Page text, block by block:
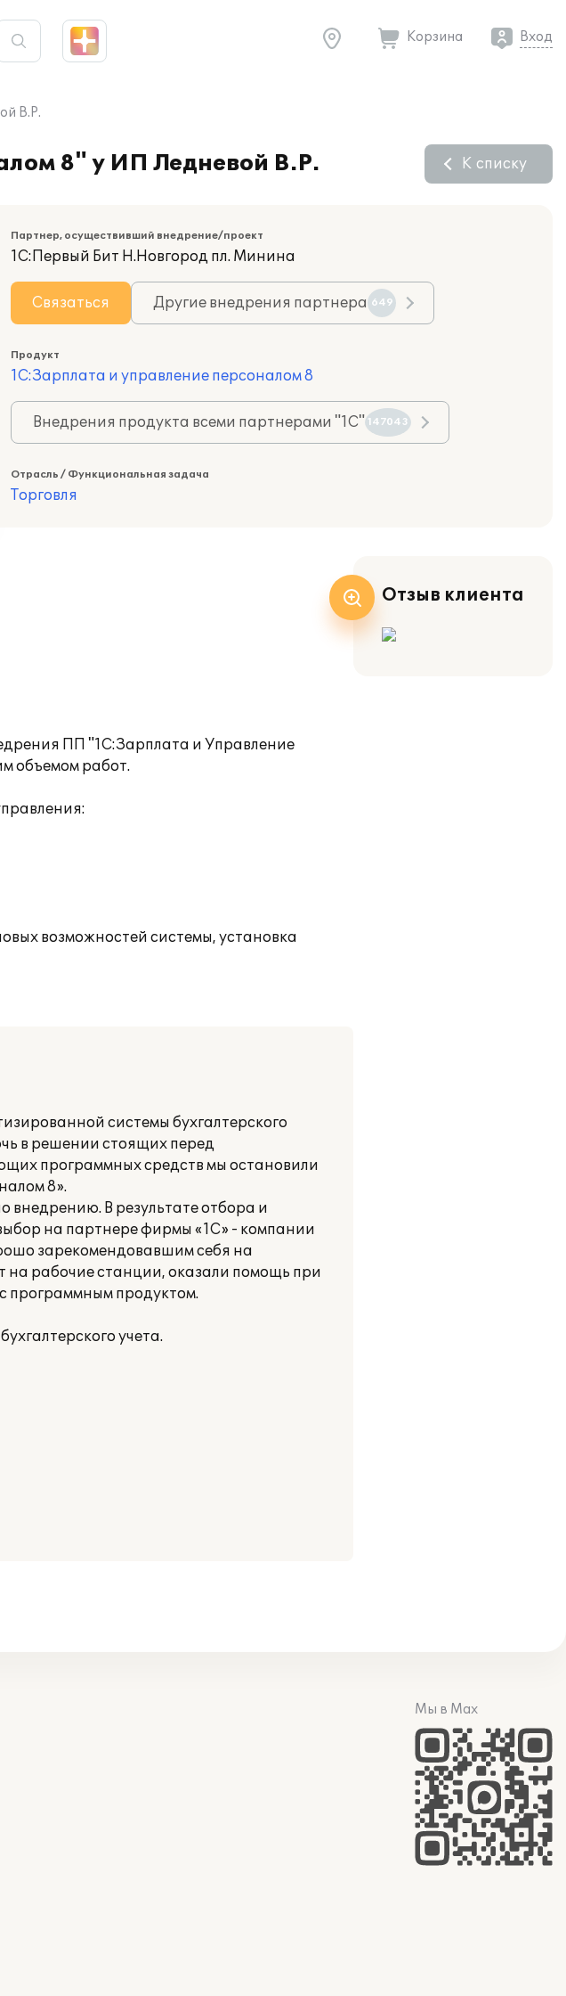
Корзина Вход
В.Р.
8" у ИП Ледневой В.Р. К списку
Партнер, осуществивший внедрение/проект
1С:Первый Бит Н.Новгород пл. Минина
Связаться Другие внедрения партнера 649
Продукт
1С:Зарплата и управление персоналом 8
Внедрения продукта всеми партнерами "1С" 147043
Отрасль / Функциональная задача
Торговля
ПП "1С:Зарплата и Управление
объемом работ.
возможностей системы, установка
системы бухгалтерского
в решении стоящих перед
программных средств мы остановили
8».
внедрению. В результате отбора и
на партнере фирмы «1С» - компании
зарекомендовавшим себя на
рабочие станции, оказали помощь при
программным продуктом.
учета.
Отзыв клиента
Мы в Max